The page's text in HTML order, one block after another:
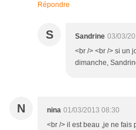
Répondre
S Sandrine 03/03/
<br /> <br /> si un
dimanche,
N nina 01/03/2013 08:30
<br /> il est beau ,je ne fais